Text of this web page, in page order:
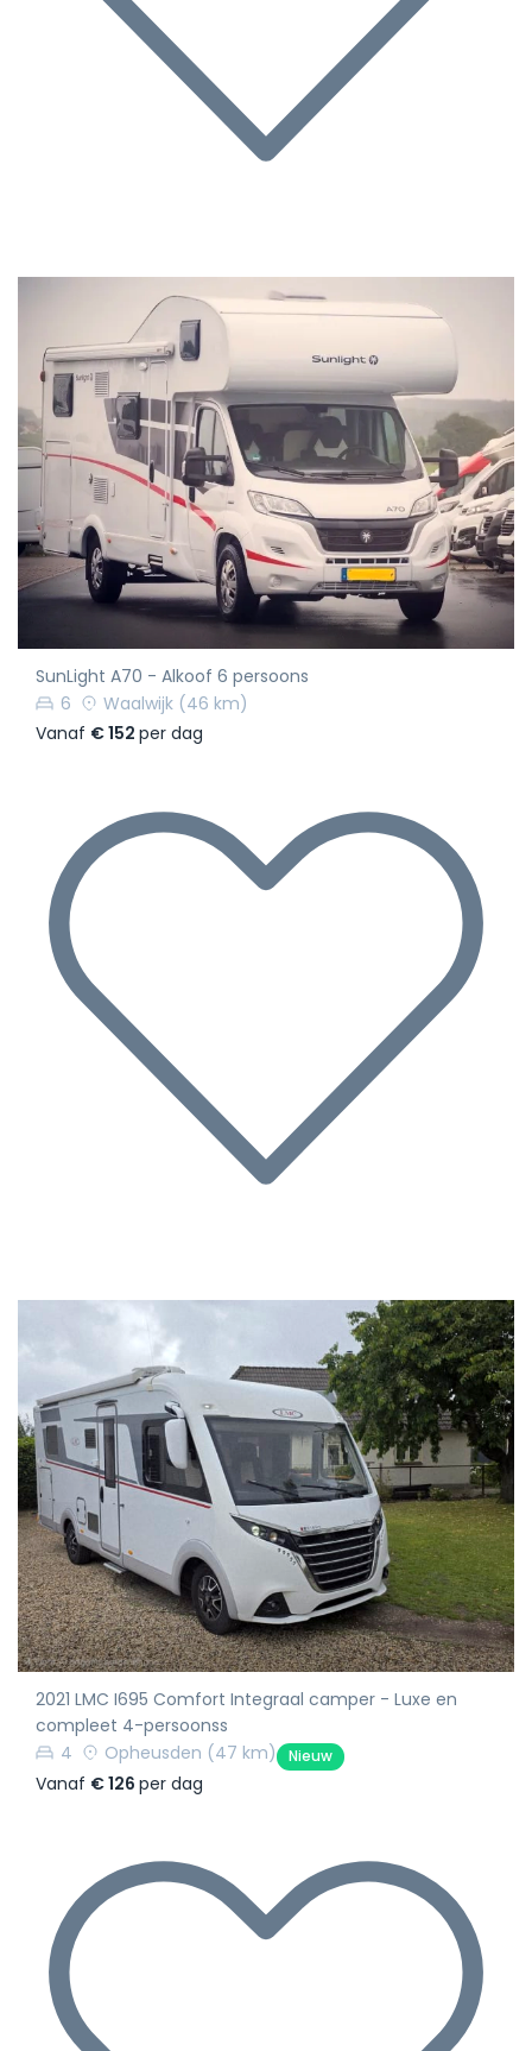
SunLight A70 - Alkoof 6 persoons
6
Waalwijk (46 km)
Vanaf € 152 per dag
2021 LMC I695 Comfort Integraal camper - Luxe en
compleet 4-persoonss
4
Opheusden (47 km) Nieuw
Vanaf € 126 per dag